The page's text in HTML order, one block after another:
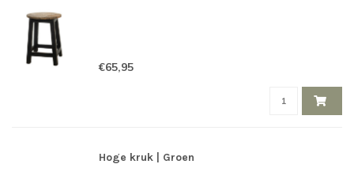
€65,95
Hoge kruk | Groen